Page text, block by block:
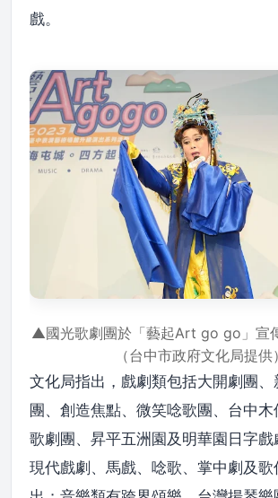
戲。
▲國光歌劇團於「藝起Art go go」宣
（台中市政府文化局提供）
文化局指出，戲劇類包括大開劇團、
團、創造焦點、微笑唸歌團、台中
歌劇團、昇平五洲園及明華園日字戲
現代戲劇、馬戲、唸歌、掌中劇及